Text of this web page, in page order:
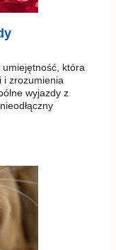
która
i zrozumienia
wyjazdy z